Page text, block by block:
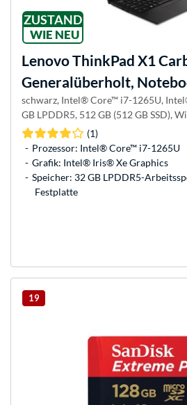
ZUSTAND
WIE NEU
LenovoThinkPad X1
Generalüberholt,
schwarz, Intel® Core™ i7-1265U,
GB LPDDR5, 512 GB (512 GB SSD),
(1)
Prozessor: Intel® Core™ i7-1265U
Grafik: Intel® Iris® Xe Graphics
Speicher: 32 GB LPDDR5-
Festplatte
19